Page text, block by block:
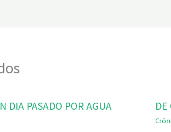
DIA PASADO POR AGUA DE